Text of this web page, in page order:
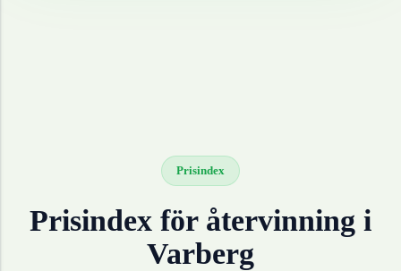
Prisindex
Prisindex för återvinning i
Varberg